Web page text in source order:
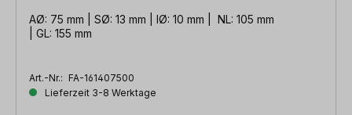
AØ: 75 mm | SØ: 13 mm | IØ: 10 mm | NL: 105 mm
| GL: 155 mm
Art.-Nr.: FA-161407500
Lieferzeit 3-8 Werktage